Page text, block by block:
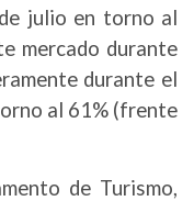
julio en torno al
mercado durante
durante el
al 61% (frente
de Turismo,